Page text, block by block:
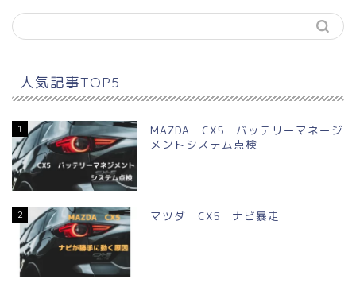
人気記事TOP5
1
MAZDA CX5 バッテリーマネージ
メントシステム点検
2 マツダ CX5 ナビ暴走